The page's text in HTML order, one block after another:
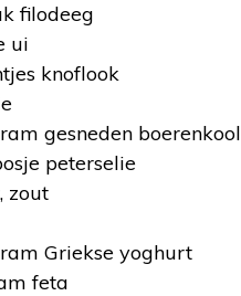
filodeeg
ui
knoflook
gesneden boerenkool
peterselie
zout
Griekse yoghurt
feta